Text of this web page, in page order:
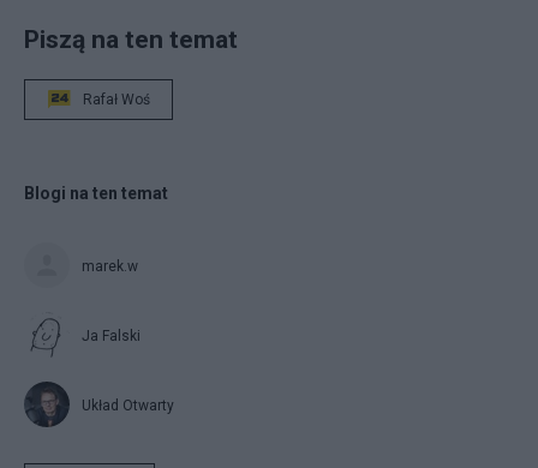
Piszą na ten temat
Rafał Woś
Blogi na ten temat
marek.w
Ja Falski
Układ Otwarty